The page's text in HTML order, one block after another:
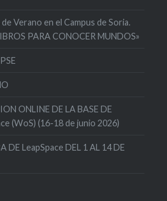
Verano en el Campus de Soria.
PARA CONOCER MUNDOS»
ONLINE DE LA BASE DE
(WoS) (16-18 de junio 2026)
DE LeapSpace DEL 1 AL 14 DE